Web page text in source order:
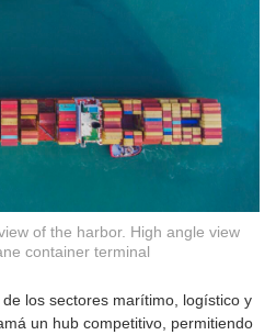
of the harbor. High angle view
container terminal
los sectores marítimo, logístico y
un hub competitivo, permitiendo